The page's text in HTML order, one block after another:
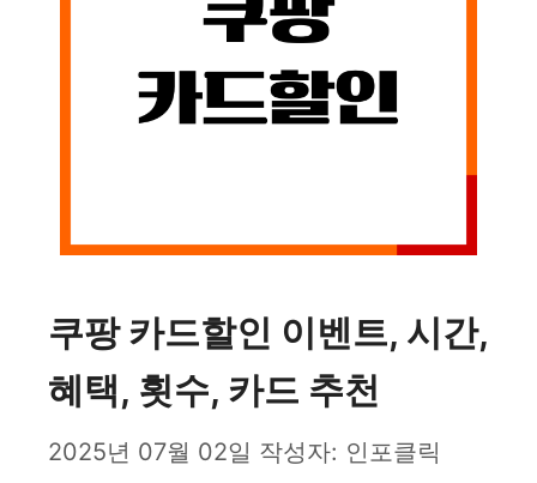
쿠팡 카드할인 이벤트, 시간,
혜택, 횟수, 카드 추천
2025년 07월 02일 작성자: 인포클릭